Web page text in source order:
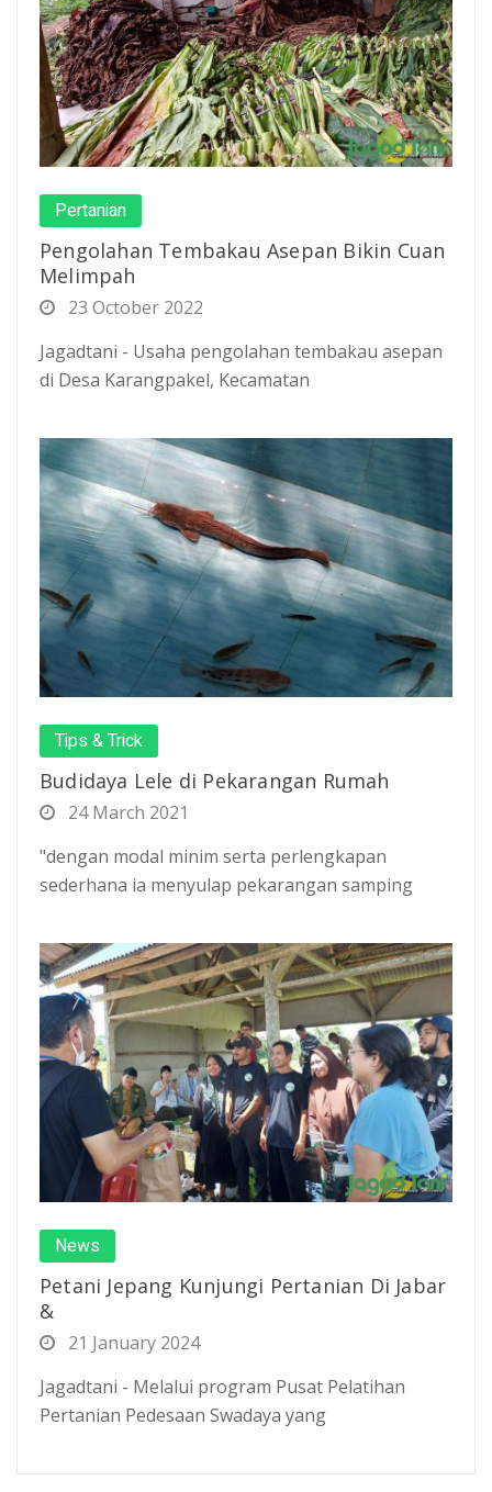
Pertanian
Pengolahan Tembakau Asepan Bikin Cuan
Melimpah
23 October 2022
Jagadtani - Usaha pengolahan tembakau asepan
di Desa Karangpakel, Kecamatan
Tips & Trick
Budidaya Lele di Pekarangan Rumah
24 March 2021
"dengan modal minim serta perlengkapan
sederhana ia menyulap pekarangan samping
News
Petani Jepang Kunjungi Pertanian Di Jabar
&
21 January 2024
Jagadtani - Melalui program Pusat Pelatihan
Pertanian Pedesaan Swadaya yang